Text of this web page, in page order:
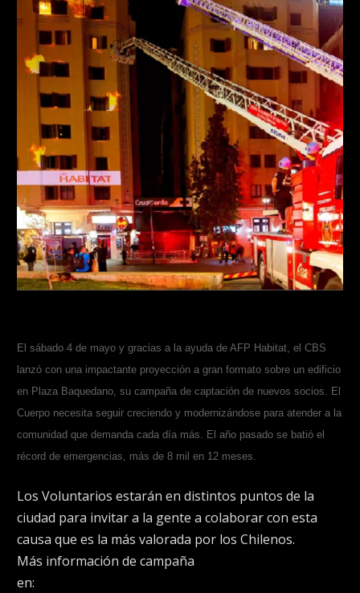
El sábado 4 de mayo y gracias a la ayuda de AFP Habitat, el CBS
lanzó con una impactante proyección a gran formato sobre un edificio
en Plaza Baquedano, su campaña de captación de nuevos socios. El
Cuerpo necesita seguir creciendo y modernizándose para atender a la
comunidad que demanda cada día más. El año pasado se batió el
récord de emergencias, más de 8 mil en 12 meses.
Los Voluntarios estarán en distintos puntos de la
ciudad para invitar a la gente a colaborar con esta
causa que es la más valorada por los Chilenos.
Más información de campaña
en: